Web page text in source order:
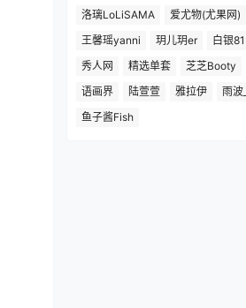
洛璃LoLiSAMA
爱尤物(尤果网)
王馨瑶yanni
玥儿玥er 白银81
秀人网
精选单套 芝芝Booty
语画界
陆萱萱 雅拉伊
雨波
鱼子酱Fish